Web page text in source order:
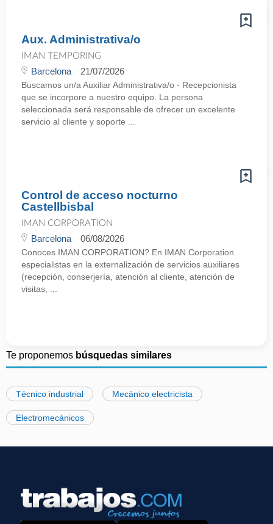
Aux. Administrativa/o
IMAN TEMPORING
Barcelona 21/07/2026
Buscamos un/a Auxiliar Administrativa/o - Recepcionista
que se incorpore a nuestro equipo. La persona
seleccionada será responsable de ofrecer un excelente
servicio al cliente y soporte ...
Control de acceso nocturno
Castellbisbal
IMAN CORPORATION
Barcelona 06/08/2026
Conoces IMAN CORPORATION? En IMAN Corporation
especialistas en la externalización de servicios auxiliares
(recepción, conserjería, atención al cliente, atención de
visitas, ...
Te proponemos búsquedas similares
Técnico industrial Mecánico electricista
Electromecánicos